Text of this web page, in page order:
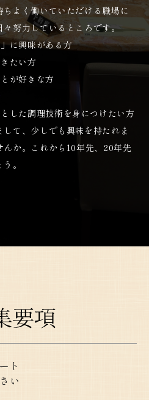
よく働いていただける職場に
々努力しているところです。
に興味がある方
たい方
が好きな方
した調理技術を身につけたい方
て、少しでも興味を持たれま
か。これから10年先、20年先
。
ト
い